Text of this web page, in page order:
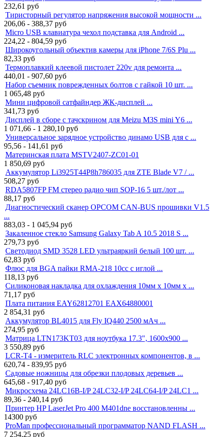
232,61 руб
Тиристорный регулятор напряжения высокой мощности ...
206,06 - 388,37 руб
Micro USB клавиатура чехол подставка для Android ...
224,22 - 804,59 руб
Широкоугольный объектив камеры для iPhone 7/6S Plu ...
82,33 руб
Термоплавкий клеевой пистолет 220v для ремонта ...
440,01 - 907,60 руб
Набор съемник поврежденных болтов с гайкой 10 шт. ...
1 065,48 руб
Мини цифровой сатфайндер ЖК-дисплей ...
341,73 руб
Дисплей в сборе с тачскрином для Meizu M3S mini Y6 ...
1 071,66 - 1 280,10 руб
Универсальное зарядное устройство динамо USB для с ...
95,56 - 141,61 руб
Материнская плата MSTV2407-ZC01-01
1 850,69 руб
Аккумулятор Li3925T44P8h786035 для ZTE Blade V7 / ...
508,27 руб
RDA5807FP FM стерео радио чип SOP-16 5 шт./лот ...
88,17 руб
Диагностический сканер OPCOM CAN-BUS прошивки V1.5
...
883,03 - 1 045,94 руб
Закаленное стекло Samsung Galaxy Tab A 10.5 2018 S ...
279,73 руб
Светодиод SMD 3528 LED ультраяркий белый 100 шт. ...
62,83 руб
Флюс для BGA пайки RMA-218 10cc с иглой ...
118,13 руб
Силиконовая накладка для охлаждения 10мм x 10мм x ...
71,17 руб
Плата питания EAY62812701 EAX64880001
2 854,31 руб
Аккумулятор BL4015 для Fly IQ440 2500 мАч ...
274,95 руб
Матрица LTN173KT03 для ноутбука 17.3", 1600x900 ...
3 550,89 руб
LCR-T4 - измеритель RLC электронных компонентов, в ...
620,74 - 839,95 руб
Садовые ножницы для обрезки плодовых деревьев ...
645,68 - 917,40 руб
Микросхема 24LC16B-I/P 24LC32-I/P 24LC64-I/P 24LC1 ...
89,36 - 240,14 руб
Принтер HP LaserJet Pro 400 M401dne восстановленны ...
14300 руб
ProMan профессиональный программатор NAND FLASH ...
7 254,25 руб